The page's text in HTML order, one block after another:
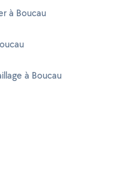
à Boucau
à Boucau